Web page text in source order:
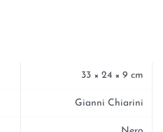
33 × 24 × 9 cm
Gianni Chiarini